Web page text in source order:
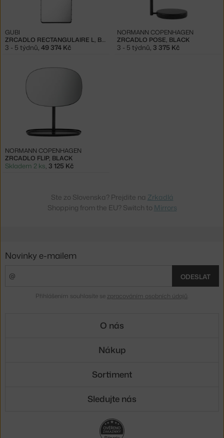
ZRCADLO RECTANGULAIRE L, BLACK
GUBI
3 - 5 týdnů, 49 374 Kč
ZRCADLO POSE, BLACK
NORMANN COPENHAGEN
3 - 5 týdnů, 3 375 Kč
ZRCADLO FLIP, BLACK
NORMANN COPENHAGEN
Skladem 2 ks, 3 125 Kč
Ste zo Slovenska? Prejdite na Zrkadlá
Shopping from the EU? Switch to Mirrors
Novinky e-mailem
ODESLAT
Přihlášením souhlasíte se zpracováním osobních údajů
O nás
Nákup
Sortiment
Sledujte nás